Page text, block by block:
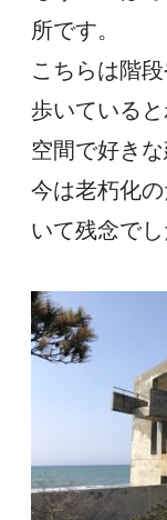
所です。
こちらは階
歩いている
空間で好き
今は老朽化
いて残念でし